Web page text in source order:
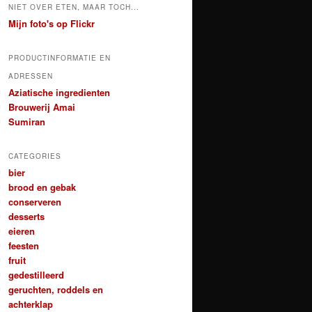
NIET OVER ETEN, MAAR TOCH...
Mijn foto's op Flickr
PRODUCTINFORMATIE EN
ADRESSEN
Aziatische ingredienten
Brouwerij Amai
Sumiran
CATEGORIES
bier
brood en gebak
conserveren
desserts
eieren
feesten
fruit
gedestilleerd
geruchten, roddels en
achterklap